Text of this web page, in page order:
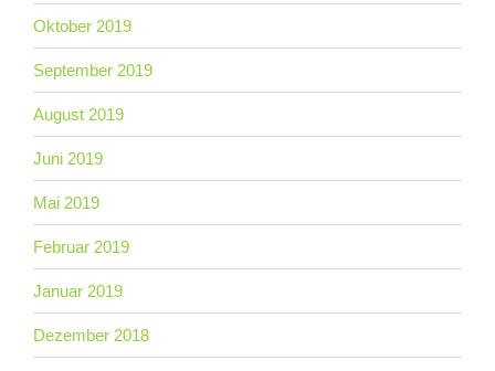
Oktober 2019
September 2019
August 2019
Juni 2019
Mai 2019
Februar 2019
Januar 2019
Dezember 2018